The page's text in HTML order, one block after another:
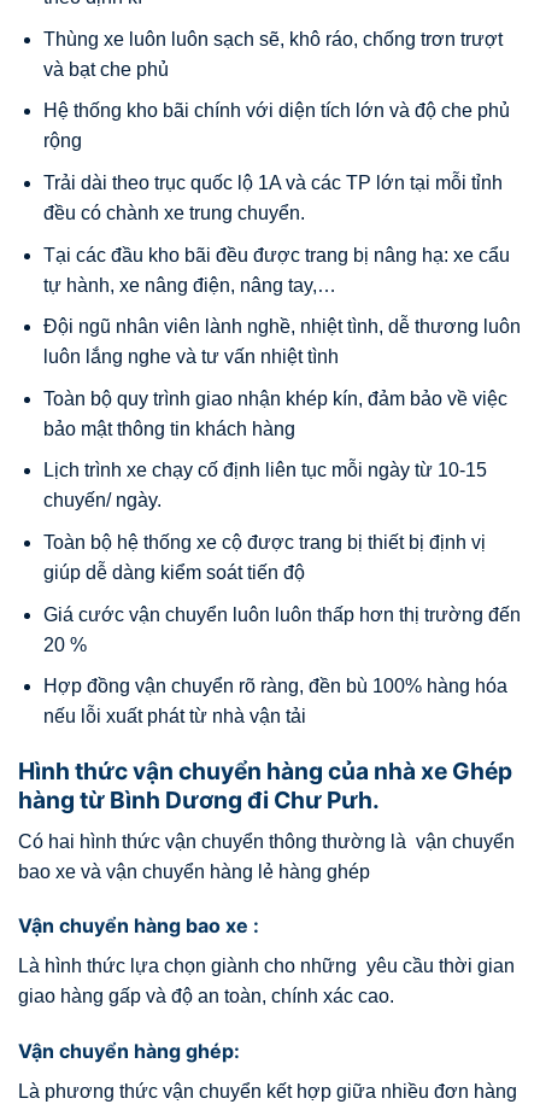
Thùng xe luôn luôn sạch sẽ, khô ráo, chống trơn trượt
và bạt che phủ
Hệ thống kho bãi chính với diện tích lớn và độ che phủ
rộng
Trải dài theo trục quốc lộ 1A và các TP lớn tại mỗi tỉnh
đều có chành xe trung chuyển.
Tại các đầu kho bãi đều được trang bị nâng hạ: xe cẩu
tự hành, xe nâng điện, nâng tay,…
Đội ngũ nhân viên lành nghề, nhiệt tình, dễ thương luôn
luôn lắng nghe và tư vấn nhiệt tình
Toàn bộ quy trình giao nhận khép kín, đảm bảo về việc
bảo mật thông tin khách hàng
Lịch trình xe chạy cố định liên tục mỗi ngày từ 10-15
chuyến/ ngày.
Toàn bộ hệ thống xe cộ được trang bị thiết bị định vị
giúp dễ dàng kiểm soát tiến độ
Giá cước vận chuyển luôn luôn thấp hơn thị trường đến
20 %
Hợp đồng vận chuyển rõ ràng, đền bù 100% hàng hóa
nếu lỗi xuất phát từ nhà vận tải
Hình thức vận chuyển hàng của nhà xe Ghép
hàng từ Bình Dương đi Chư Pưh.
Có hai hình thức vận chuyển thông thường là vận chuyển
bao xe và vận chuyển hàng lẻ hàng ghép
Vận chuyển hàng bao xe :
Là hình thức lựa chọn giành cho những yêu cầu thời gian
giao hàng gấp và độ an toàn, chính xác cao.
Vận chuyển hàng ghép:
Là phương thức vận chuyển kết hợp giữa nhiều đơn hàng